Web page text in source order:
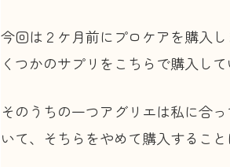
今回は２ケ月前にプロケアを購入
くつかのサプリをこちらで購入し
そのうちの一つアグリエは私に合
いて、そちらをやめて購入すること